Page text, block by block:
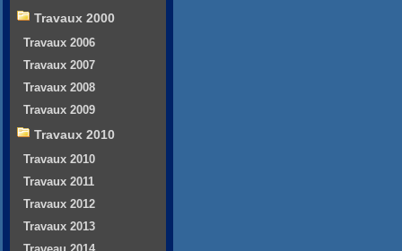
Travaux 2000
Travaux 2006
Travaux 2007
Travaux 2008
Travaux 2009
Travaux 2010
Travaux 2010
Travaux 2011
Travaux 2012
Travaux 2013